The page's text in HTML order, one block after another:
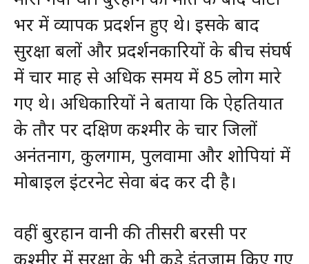
भर में व्यापक प्रदर्शन हुए थे। इसके बाद
सुरक्षा बलों और प्रदर्शनकारियों के बीच संघर्ष
में चार माह से अधिक समय में 85 लोग मारे
गए थे। अधिकारियों ने बताया कि ऐहतियात
के तौर पर दक्षिण कश्मीर के चार जिलों
अनंतनाग, कुलगाम, पुलवामा और शोपियां में
मोबाइल इंटरनेट सेवा बंद कर दी है।
वहीं बुरहान वानी की तीसरी बरसी पर
कश्मीर में सुरक्षा के भी कड़े इंतजाम किए गए